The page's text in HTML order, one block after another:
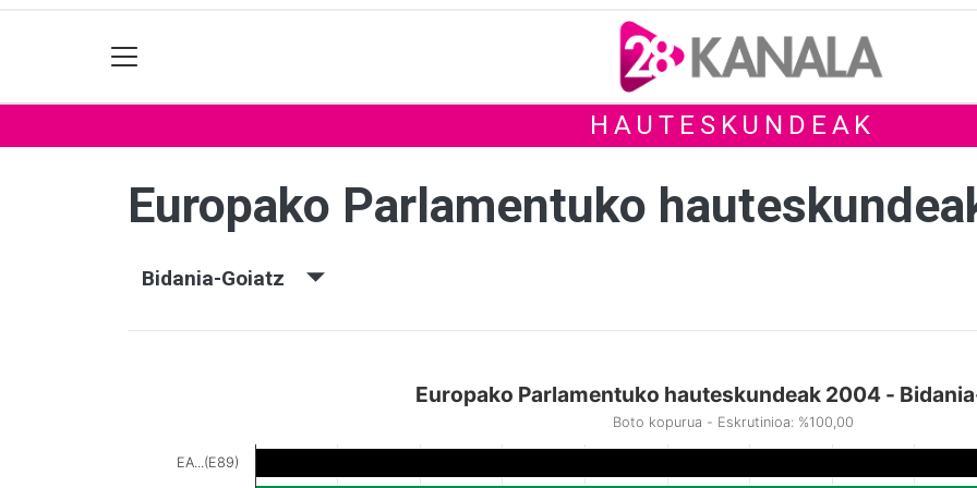
HAUTESKUNDEAK
Europako Parlamentuko
Bidania-Goiatz
Europako Parlamentuko hauteskundeak 2004 -
Boto kopurua - Eskrutinioa: %100,00
EA...(E89)